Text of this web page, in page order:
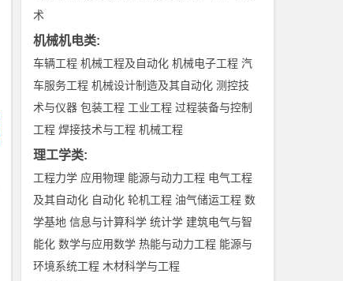
术
机械机电类:
车辆工程 机械工程及自动化 机械电子工程 汽
车服务工程 机械设计制造及其自动化 测控技
术与仪器 包装工程 工业工程 过程装备与控制
工程 焊接技术与工程 机械工程
理工学类:
工程力学 应用物理 能源与动力工程 电气工程
及其自动化 自动化 轮机工程 油气储运工程 数
学基地 信息与计算科学 统计学 建筑电气与智
能化 数学与应用数学 热能与动力工程 能源与
环境系统工程 木材科学与工程